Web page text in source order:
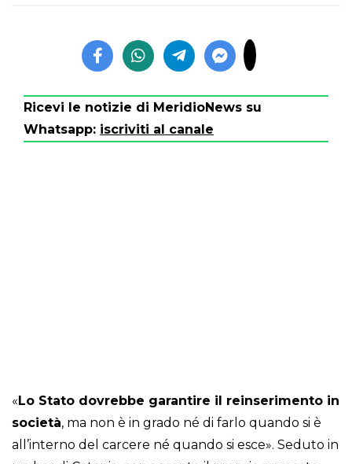
Ricevi le notizie di MeridioNews su
Whatsapp: iscriviti al canale
«Lo Stato dovrebbe garantire il reinserimento in
società, ma non è in grado né di farlo quando si è
all’interno del carcere né quando si esce». Seduto in